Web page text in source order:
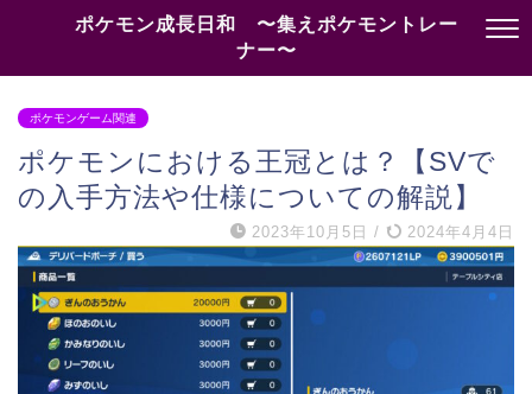
ポケモン成長日和 〜集えポケモントレー
ナー〜
ポケモンゲーム関連
ポケモンにおける王冠とは？【SVで
の入手方法や仕様についての解説】
2023年10月5日 / 2024年4月4日